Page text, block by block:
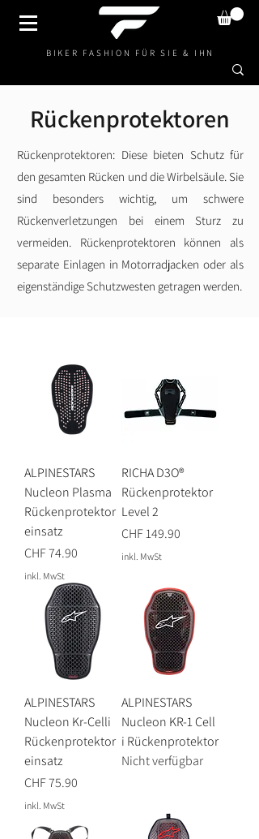
BIKER FASHION FÜR SIE & IHN
Rückenprotektoren
Rückenprotektoren: Diese bieten Schutz für
den gesamten Rücken und die Wirbelsäule. Sie
sind besonders wichtig, um schwere
Rückenverletzungen bei einem Sturz zu
vermeiden. Rückenprotektoren können als
separate Einlagen in Motorradjacken oder als
eigenständige Schutzwesten getragen werden.
ALPINESTARS
Nucleon Plasma
Rückenprotektor
einsatz
Preis
CHF 74.90
inkl. MwSt
RICHA D3O®
Rückenprotektor
Level 2
Preis
CHF 149.90
inkl. MwSt
ALPINESTARS
Nucleon Kr-Celli
Rückenprotektor
einsatz
Preis
CHF 75.90
inkl. MwSt
ALPINESTARS
Nucleon KR-1 Cell
i Rückenprotektor
Nicht verfügbar